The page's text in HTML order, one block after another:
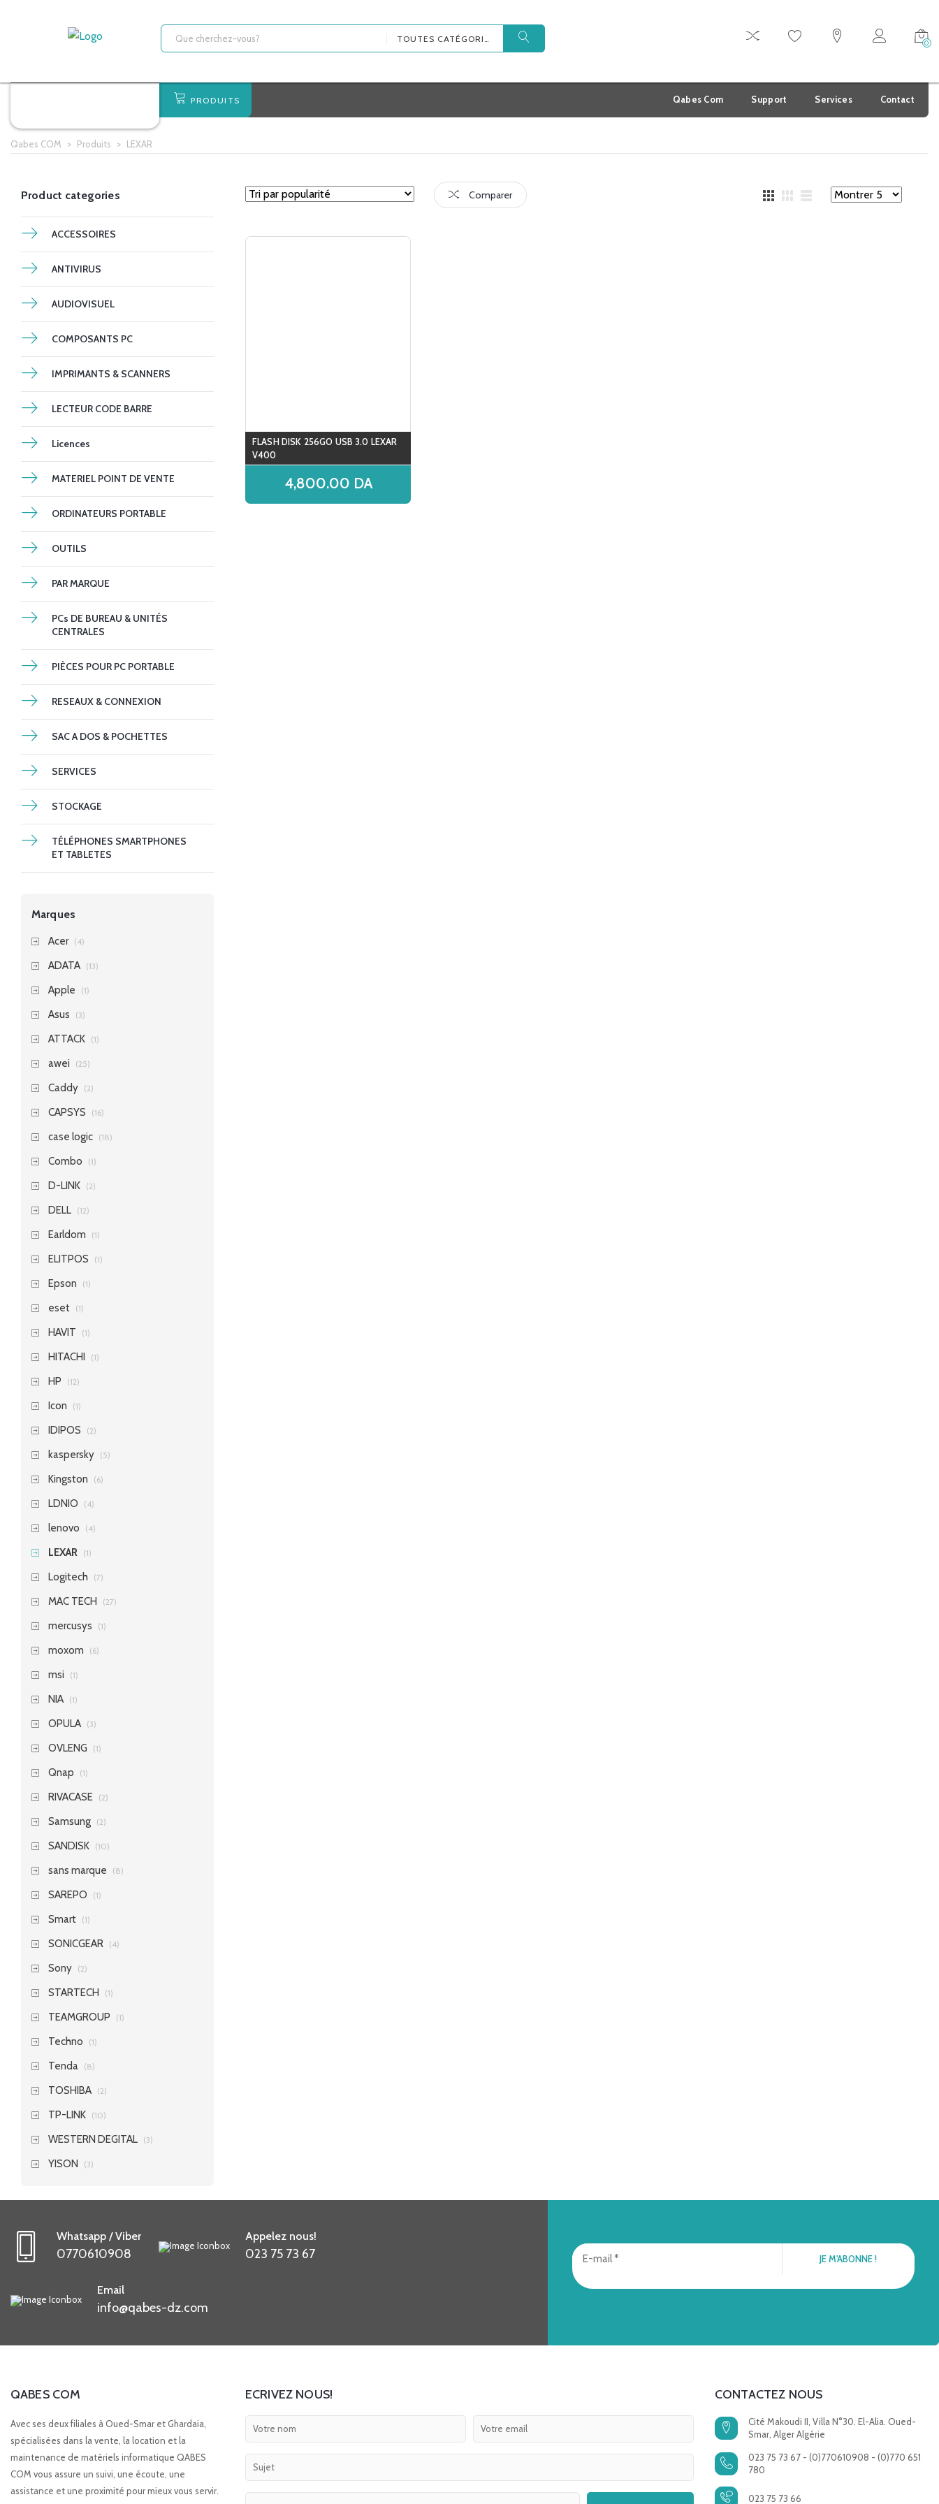
TOUTES CATÉGORIES 0
PRODUITS Qabes Com Support Services Contact
Qabes COM > Produits > LEXAR
Product categories
ACCESSOIRES
ANTIVIRUS
AUDIOVISUEL
COMPOSANTS PC
IMPRIMANTS & SCANNERS
LECTEUR CODE BARRE
Licences
MATERIEL POINT DE VENTE
ORDINATEURS PORTABLE
OUTILS
PAR MARQUE
PCs DE BUREAU & UNITÉS
CENTRALES
PIÈCES POUR PC PORTABLE
RESEAUX & CONNEXION
SAC A DOS & POCHETTES
SERVICES
STOCKAGE
TÉLÉPHONES SMARTPHONES
ET TABLETES
Marques
Acer (4)
ADATA (13)
Apple (1)
Asus (3)
ATTACK (1)
awei (25)
Caddy (2)
CAPSYS (16)
case logic (18)
Combo (1)
D-LINK (2)
DELL (12)
Earldom (1)
ELITPOS (1)
Epson (1)
eset (1)
HAVIT (1)
HITACHI (1)
HP (12)
Icon (1)
IDIPOS (2)
kaspersky (5)
Kingston (6)
LDNIO (4)
lenovo (4)
LEXAR (1)
Logitech (7)
MAC TECH (27)
mercusys (1)
moxom (6)
msi (1)
NIA (1)
OPULA (3)
OVLENG (1)
Qnap (1)
RIVACASE (2)
Samsung (2)
SANDISK (10)
sans marque (8)
SAREPO (1)
Smart (1)
SONICGEAR (4)
Sony (2)
STARTECH (1)
TEAMGROUP (1)
Techno (1)
Tenda (8)
TOSHIBA (2)
TP-LINK (10)
WESTERN DEGITAL (3)
YISON (3)
Comparer
FLASH DISK 256GO USB 3.0 LEXAR
V400
4,800.00 DA
Whatsapp / Viber
0770610908
Appelez nous!
023 75 73 67
Email
info@qabes-dz.com
QABES COM
Avec ses deux filiales à Oued-Smar et Ghardaia,
spécialisées dans la vente, la location et la
maintenance de matériels informatique QABES
COM vous assure un suivi, une écoute, une
assistance et une proximité pour mieux vous servir.
ECRIVEZ NOUS! CONTACTEZ NOUS
Cité Makoudi II, Villa N°30. El-Alia. Oued-
Smar, Alger Algérie
023 75 73 67 - (0)770610908 - (0)770 651
780
023 75 73 66